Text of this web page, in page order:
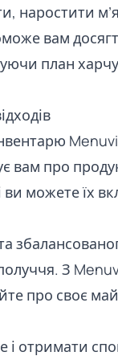
наростити
вам
план
вам про
ви можете їх
З
про своє
і отримати